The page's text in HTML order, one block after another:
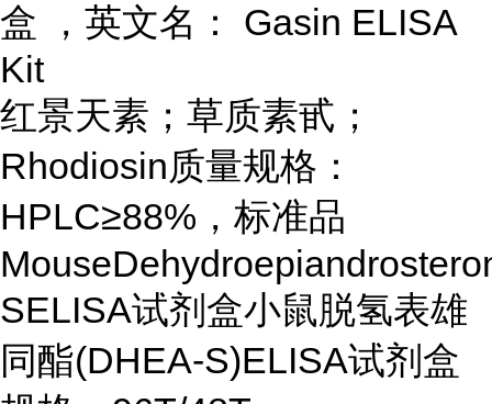
盒 ，英文名： Gasin ELISA
Kit
红景天素；草质素甙；
Rhodiosin质量规格：
HPLC≥88%，标准品
SELISA试剂盒小鼠脱氢表雄
同酯(DHEA-S)ELISA试剂盒